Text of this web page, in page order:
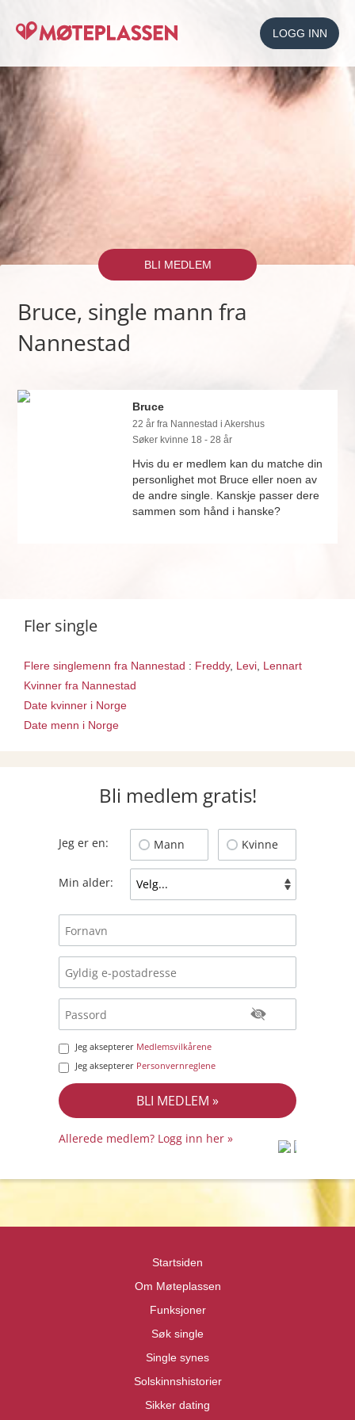
LOGG INN
BLI MEDLEM
Bruce, single mann fra
Nannestad
Bruce
22 år fra Nannestad i Akershus
Søker kvinne 18 - 28 år
Hvis du er medlem kan du matche din
personlighet mot Bruce eller noen av
de andre single. Kanskje passer dere
sammen som hånd i hanske?
Fler single
Flere singlemenn fra Nannestad : Freddy, Levi Lennart
Kvinner fra Nannestad
Date kvinner i Norge
Date menn i Norge
Bli medlem gratis!
Jeg er en: Mann Kvinne
Min alder:
Jeg aksepterer Medlemsvilkårene
Jeg aksepterer Personvernreglene
Allerede medlem? Logg inn her »
Startsiden
Om Møteplassen
Funksjoner
Søk single
Single synes
Solskinnshistorier
Sikker dating